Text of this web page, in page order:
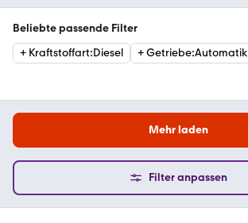
Beliebte passende Filter
+ Kraftstoffart:Diesel +Getriebe:Automatik
Mehr laden
Filter anpassen